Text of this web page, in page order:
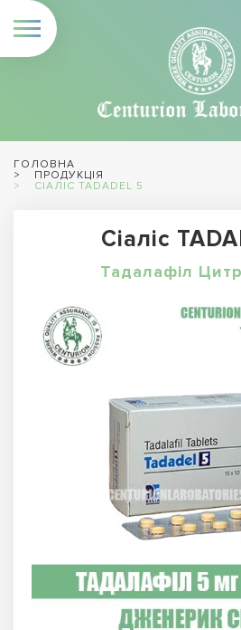
ГОЛОВНА
ПРОДУКЦІЯ
СІАЛІС TADADEL 5
Сіаліс
Тадалафіл